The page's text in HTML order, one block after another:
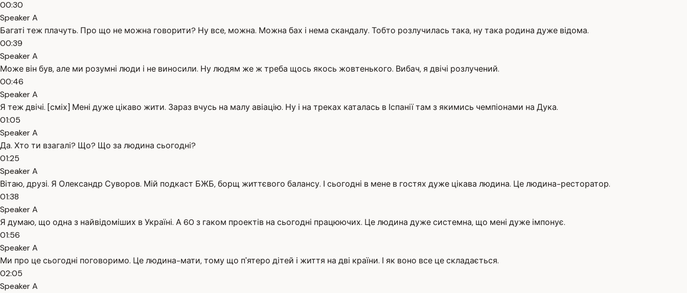
00:30
Speaker A
Багаті теж плачуть. Про що не можна говорити? Ну все, можна. Можна бах і нема скандалу. Тобто розлучилась така, ну така родина дуже відома.
00:39
Speaker A
Може він був, але ми розумні люди і не виносили. Ну людям же ж треба щось якось жовтенького. Вибач, я двічі розлучений.
00:46
Speaker A
Я теж двічі. [сміх] Мені дуже цікаво жити. Зараз вчусь на малу авіацію. Ну і на треках каталась в Іспанії там з якимись чемпіонами на Дука.
01:05
Speaker A
Да. Хто ти взагалі? Що? Що за людина сьогодні?
01:25
Speaker A
Вітаю, друзі. Я Олександр Суворов. Мій подкаст БЖБ, борщ життєвого балансу. І сьогодні в мене в гостях дуже цікава людина. Це людина-ресторатор.
01:38
Speaker A
Я думаю, що одна з найвідоміших в Україні. А 60 з гаком проектів на сьогодні працюючих. Це людина дуже системна, що мені дуже імпонує.
01:56
Speaker A
Ми про це сьогодні поговоримо. Це людина-мати, тому що п'ятеро дітей і життя на дві країни. І як воно все це складається.
02:05
Speaker A